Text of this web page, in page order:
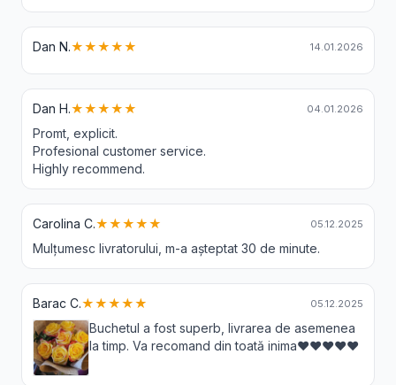
Dan N.★★★★★ 14.01.2026
Dan H.★★★★★ 04.01.2026
Promt, explicit.
Profesional customer service.
Highly recommend.
Carolina C.★★★★★ 05.12.2025
Mulțumesc livratorului, m-a așteptat 30 de minute.
Barac C.★★★★★ 05.12.2025
Buchetul a fost superb, livrarea de asemenea
la timp. Va recomand din toată inima❤️❤️❤️❤️❤️